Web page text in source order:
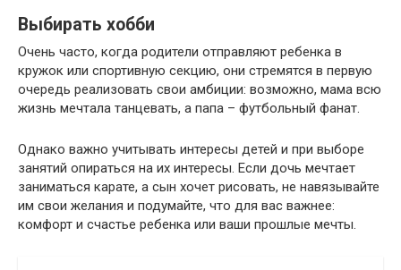
Выбирать хобби
Очень часто, когда родители отправляют ребенка в
кружок или спортивную секцию, они стремятся в первую
очередь реализовать свои амбиции: возможно, мама всю
жизнь мечтала танцевать, а папа – футбольный фанат.
Однако важно учитывать интересы детей и при выборе
занятий опираться на их интересы. Если дочь мечтает
заниматься карате, а сын хочет рисовать, не навязывайте
им свои желания и подумайте, что для вас важнее:
комфорт и счастье ребенка или ваши прошлые мечты.